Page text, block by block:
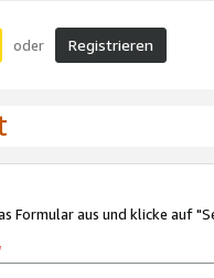
oder Registrieren
Formular aus und klicke auf